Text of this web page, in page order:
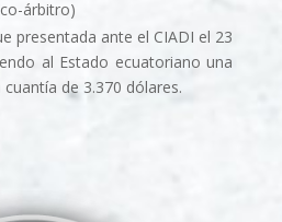
árbitro)
presentada ante el CIADI el 23
al Estado ecuatoriano una
de 3.370 dólares.